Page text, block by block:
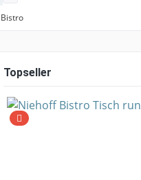
Bistro
Topseller